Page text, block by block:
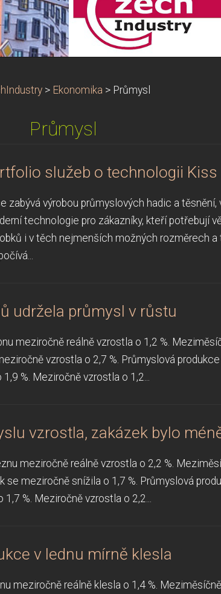
> Ekonomika > Průmysl
Průmysl
služeb o technologii Kiss
zabývá výrobou průmyslových hadic a těsnění,
technologie pro zákazníky, kteří potřebují
i v těch nejmenších možných rozměrech a
udržela průmysl v růstu
meziročně reálně vzrostla o 1,2 %.
vzrostla o 2,7 %. Průmyslová
%. Meziročně vzrostla o 1,2...
vzrostla, zakázek bylo
meziročně reálně vzrostla o 2,2 %.
se meziročně snížila o 1,7 %. Průmyslová
%. Meziročně vzrostla o 2,2...
v lednu mírně klesla
meziročně reálně klesla o 1,4 %.